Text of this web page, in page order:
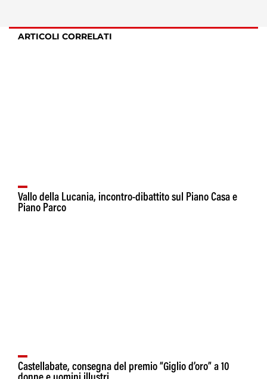
ARTICOLI CORRELATI
Vallo della Lucania, incontro-dibattito sul Piano Casa e
Piano Parco
Castellabate, consegna del premio “Giglio d’oro” a 10